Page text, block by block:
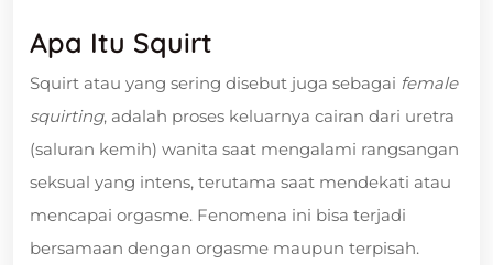
Apa Itu Squirt
Squirt atau yang sering disebut juga sebagai female
squirting, adalah proses keluarnya cairan dari uretra
(saluran kemih) wanita saat mengalami rangsangan
seksual yang intens, terutama saat mendekati atau
mencapai orgasme. Fenomena ini bisa terjadi
bersamaan dengan orgasme maupun terpisah.